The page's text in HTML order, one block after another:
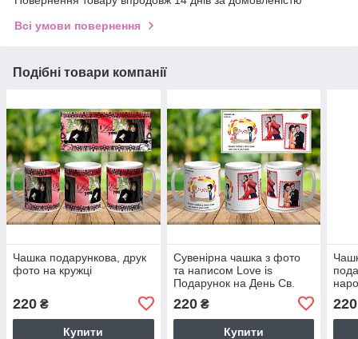
Всі умови повернення
Подібні товари компанії
Чашка подарункова, друк
фото на кружці
220 ₴
Купити
Сувенірна чашка з фото
та написом Love is
Подарунок на День Св.
220₴
Купити
220